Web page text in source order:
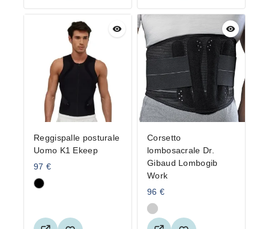
Reggispalle posturale
Uomo K1 Ekeep
97 €
Corsetto
lombosacrale Dr.
Gibaud Lombogib
Work
96 €